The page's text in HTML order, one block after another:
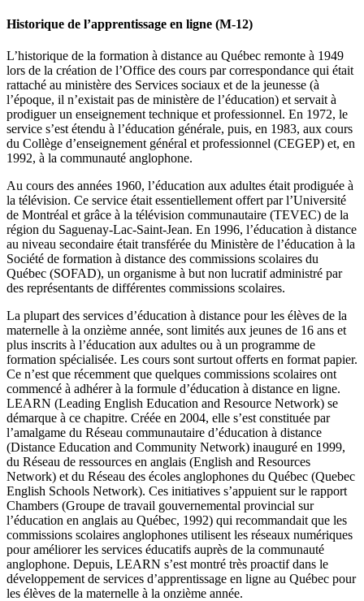
Historique de l’apprentissage en ligne (M-12)
L’historique de la formation à distance au Québec remonte à 1949
lors de la création de l’Office des cours par correspondance qui était
rattaché au ministère des Services sociaux et de la jeunesse (à
l’époque, il n’existait pas de ministère de l’éducation) et servait à
prodiguer un enseignement technique et professionnel. En 1972, le
service s’est étendu à l’éducation générale, puis, en 1983, aux cours
du Collège d’enseignement général et professionnel (CEGEP) et, en
1992, à la communauté anglophone.
Au cours des années 1960, l’éducation aux adultes était prodiguée à
la télévision. Ce service était essentiellement offert par l’Université
de Montréal et grâce à la télévision communautaire (TEVEC) de la
région du Saguenay-Lac-Saint-Jean. En 1996, l’éducation à distance
au niveau secondaire était transférée du Ministère de l’éducation à la
Société de formation à distance des commissions scolaires du
Québec (SOFAD), un organisme à but non lucratif administré par
des représentants de différentes commissions scolaires.
La plupart des services d’éducation à distance pour les élèves de la
maternelle à la onzième année, sont limités aux jeunes de 16 ans et
plus inscrits à l’éducation aux adultes ou à un programme de
formation spécialisée. Les cours sont surtout offerts en format papier.
Ce n’est que récemment que quelques commissions scolaires ont
commencé à adhérer à la formule d’éducation à distance en ligne.
LEARN (Leading English Education and Resource Network) se
démarque à ce chapitre. Créée en 2004, elle s’est constituée par
l’amalgame du Réseau communautaire d’éducation à distance
(Distance Education and Community Network) inauguré en 1999,
du Réseau de ressources en anglais (English and Resources
Network) et du Réseau des écoles anglophones du Québec (Quebec
English Schools Network). Ces initiatives s’appuient sur le rapport
Chambers (Groupe de travail gouvernemental provincial sur
l’éducation en anglais au Québec, 1992) qui recommandait que les
commissions scolaires anglophones utilisent les réseaux numériques
pour améliorer les services éducatifs auprès de la communauté
anglophone. Depuis, LEARN s’est montré très proactif dans le
développement de services d’apprentissage en ligne au Québec pour
les élèves de la maternelle à la onzième année.